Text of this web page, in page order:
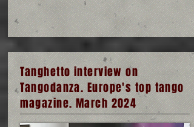
Tanghetto interview on
Tangodanza. Europe's top tango
magazine. March 2024